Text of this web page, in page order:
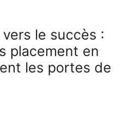
le succès :
placement en
les portes de